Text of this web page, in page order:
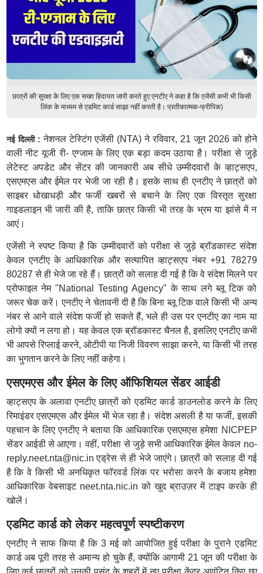
छात्रों की सुरक्षा के लिए एक सख्त हिदायत जारी करते हुए एनटीए ने कहा है कि एजेंसी कभी भी किसी
लिंक के माध्यम से एडमिट कार्ड साझा नहीं करती है। प्रतीकात्मक-फ्रीपिक)
नई दिल्ली : नेशनल टेस्टिंग एजेंसी (NTA) ने रविवार, 21 जून 2026 को होने
वाली नीट यूजी री- एग्जाम के लिए एक बड़ा कदम उठाया है। परीक्षा से जुड़े
लेटेस्ट अपडेट और सेंटर की जानकारी अब सीधे उम्मीदवारों के व्हाट्सएप,
एसएमएस और ईमेल पर भेजी जा रही है। इसके साथ ही एनटीए ने छात्रों को
साइबर धोखाधड़ी और फर्जी खबरों से बचाने के लिए एक विस्तृत सुरक्षा
गाइडलाइन भी जारी की है, ताकि छात्र किसी भी तरह के भ्रम या झांसे में न
आएं।
एजेंसी ने स्पष्ट किया है कि उम्मीदवारों को परीक्षा से जुड़े ब्रॉडकास्ट संदेश
केवल एनटीए के आधिकारिक और सत्यापित व्हाट्सएप नंबर +91 78279
80287 से ही भेजे जा रहे हैं। छात्रों को सलाह दी गई है कि वे संदेश मिलने पर
प्रोफाइल नेम "National Testing Agency" के साथ लगे ब्लू टिक को
जरूर चेक करें। एनटीए ने चेतावनी दी है कि बिना ब्लू टिक वाले किसी भी अन्य
नंबर से आने वाले संदेश फर्जी हो सकते हैं, भले ही उस पर एनटीए का नाम या
लोगो क्यों न लगा हो। यह केवल एक ब्रॉडकास्ट चैनल है, इसलिए एनटीए कभी
भी आपसे रिप्लाई करने, ओटीपी या निजी विवरण साझा करने, या किसी भी तरह
का भुगतान करने के लिए नहीं कहेगा।
एसएमएस और ईमेल के लिए ऑफिशियल सेंडर आईडी
व्हाट्सएप के अलावा एनटीए छात्रों को एडमिट कार्ड डाउनलोड करने के लिए
रिमाइंडर एसएमएस और ईमेल भी भेज रहा है। संदेश असली है या फर्जी, इसकी
पहचान के लिए एनटीए ने बताया कि आधिकारिक एसएमएस हमेशा NICPEP
सेंडर आईडी से आएगा। वहीं, परीक्षा से जुड़े सभी आधिकारिक ईमेल केवल no-
reply.neet.nta@nic.in एड्रेस से ही भेजे जाएंगे। छात्रों को सलाह दी गई
है कि वे किसी भी अनधिकृत फॉरवर्ड लिंक पर भरोसा करने के बजाय हमेशा
आधिकारिक वेबसाइट neet.nta.nic.in को खुद ब्राउज़र में टाइप करके ही
खोलें।
एडमिट कार्ड को लेकर महत्वपूर्ण स्पष्टीकरण
एनटीए ने साफ किया है कि 3 मई को आयोजित हुई परीक्षा के पुराने एडमिट
कार्ड अब पूरी तरह से अमान्य हो चुके हैं, क्योंकि आगामी 21 जून की परीक्षा के